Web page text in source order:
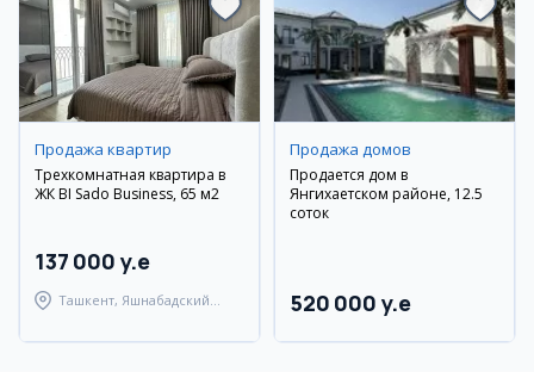
Продажа квартир
Трехкомнатная квартира в
ЖК BI Sado Business, 65 м2
137 000 y.e
Ташкент, Яшнабадский
Продажа домов
Продается дом в
Янгихаетском районе, 12.5
соток
520 000 y.e